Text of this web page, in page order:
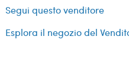
Segui questo venditore
Esplora il negozio del